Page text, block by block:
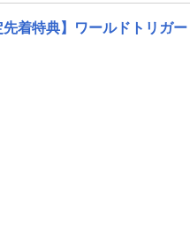
先着特典】ワールドトリガ